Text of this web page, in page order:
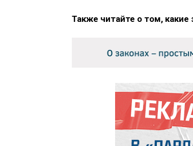
Также читайте о том,